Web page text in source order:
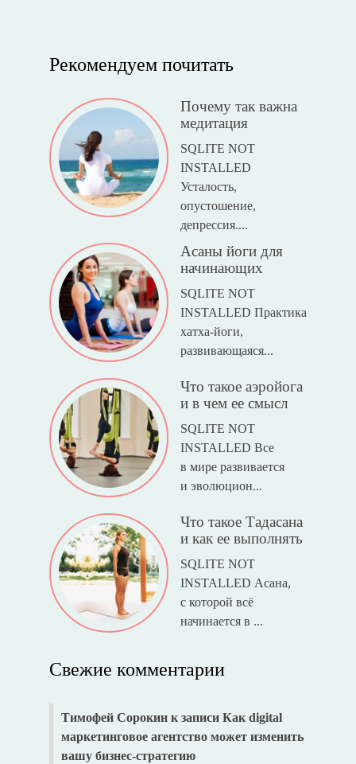
Рекомендуем почитать
Почему так важна
медитация
SQLITE NOT
INSTALLED
Усталость,
опустошение,
депрессия....
Асаны йоги для
начинающих
SQLITE NOT
INSTALLED Практика
хатха-йоги,
развивающаяся...
Что такое аэройога
и в чем ее смысл
SQLITE NOT
INSTALLED Все
в мире развивается
и эволюцион...
Что такое Тадасана
и как ее выполнять
SQLITE NOT
INSTALLED Асана,
с которой всё
начинается в ...
Свежие комментарии
Тимофей Сорокинк записи Как digital
маркетинговое агентство может изменить
вашу бизнес-стратегию